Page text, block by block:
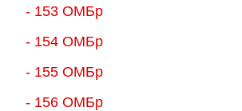
- 153 ОМБр
- 154 ОМБр
- 155 ОMБр
- 156 ОMБр